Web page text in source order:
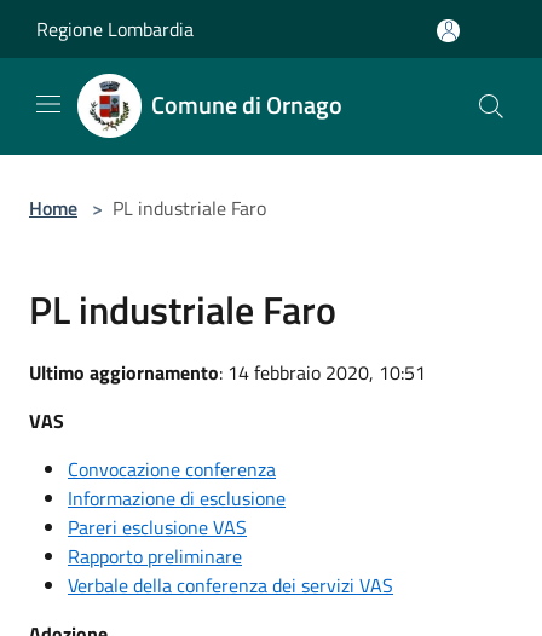
Regione Lombardia
Comune di Ornago
Home > PL industriale Faro
PL industriale Faro
Ultimo aggiornamento: 14 febbraio 2020, 10:51
VAS
Convocazione conferenza
Informazione di esclusione
Pareri esclusione VAS
Rapporto preliminare
Verbale della conferenza dei servizi VAS